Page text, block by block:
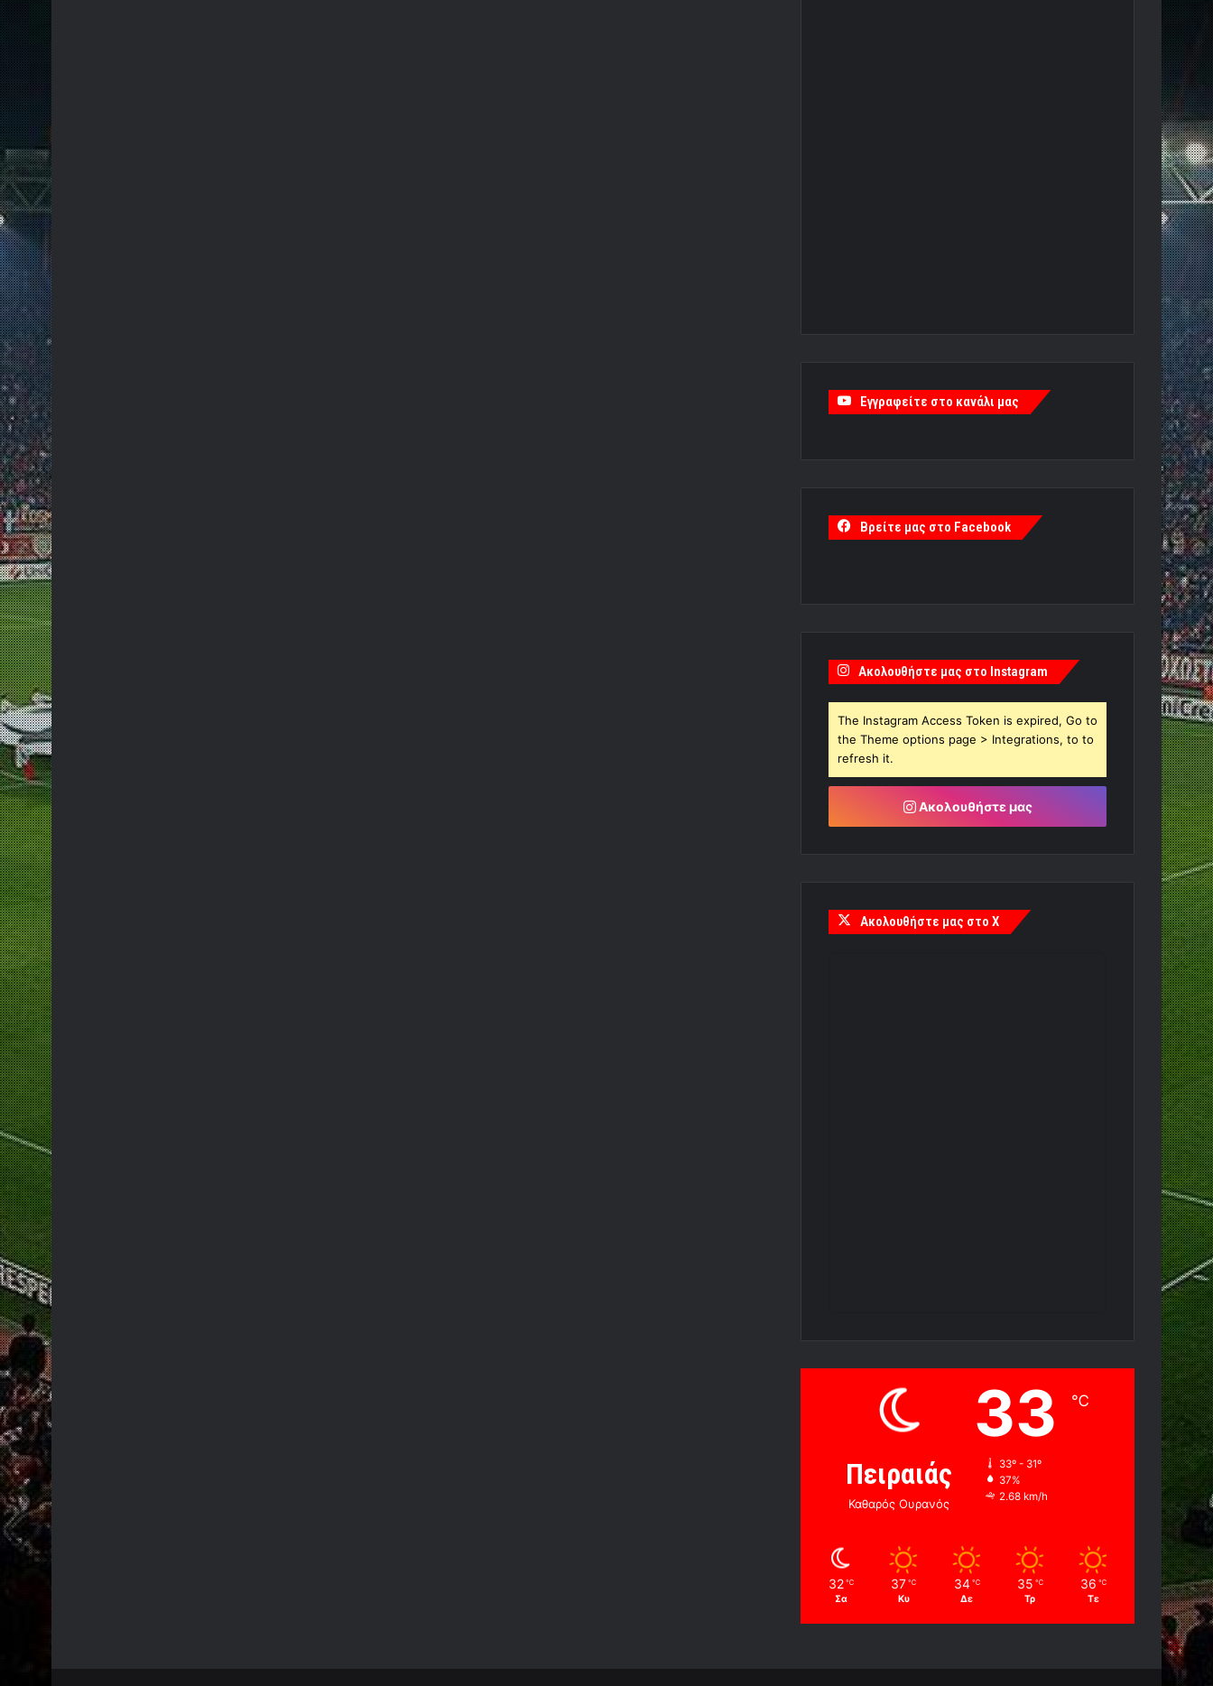
Εγγραφείτε στο κανάλι μας
Βρείτε μας στο Facebook
Ακολουθήστε μας στο Instagram
The Instagram Access Token is expired, Go to
the Theme options page > Integrations, to to
refresh it.
Ακολουθήστε μας
Ακολουθήστε μας στο X
Πειραιάς
Καθαρός Ουρανός
33 ℃
33º - 31º
37%
2.68 km/h
32 ℃
Σα
37 ℃
Κυ
34 ℃
Δε
35 ℃
Τρ
36 ℃
Τε